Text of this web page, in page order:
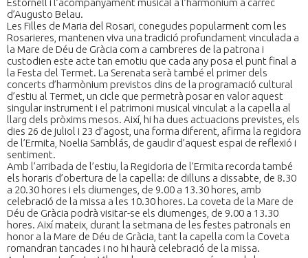
d’Augusto Belau.
Les Filles de Maria del Rosari, conegudes popularment com les
Rosarieres, mantenen viva una tradició profundament vinculada a
la Mare de Déu de Gràcia com a cambreres de la patrona i
custodien este acte tan emotiu que cada any posa el punt final a
la Festa del Termet. La Serenata serà també el primer dels
concerts d’harmònium previstos dins de la programació cultural
d’estiu al Termet, un cicle que permetrà posar en valor aquest
singular instrument i el patrimoni musical vinculat a la capella al
llarg dels pròxims mesos. Així, hi ha dues actuacions previstes, els
dies 26 de juliol i 23 d’agost, una forma diferent, afirma la regidora
de l’Ermita, Noelia Samblás, de gaudir d’aquest espai de reflexió i
sentiment.
Amb l’arribada de l’estiu, la Regidoria de l’Ermita recorda també
els horaris d’obertura de la capella: de dilluns a dissabte, de 8.30
a 20.30 hores i els diumenges, de 9.00 a 13.30 hores, amb
celebració de la missa a les 10.30 hores. La coveta de la Mare de
Déu de Gràcia podrà visitar-se els diumenges, de 9.00 a 13.30
hores. Així mateix, durant la setmana de les festes patronals en
honor a la Mare de Déu de Gràcia, tant la capella com la Coveta
romandran tancades i no hi haurà celebració de la missa.